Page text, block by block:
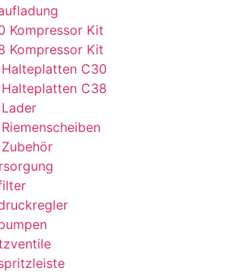
Kompressor Kit
Kompressor Kit
C30
C38